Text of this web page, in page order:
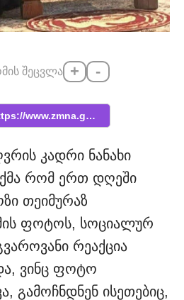
შეცვლა + -
https://www.zmna.ge/news/zogma-msakhiobi...
კადრი ნანახი
რომ ერთ დღეში
თეიმურაზ
ფოტოს, სოციალურ
რეაქცია
ვინც ფოტო
გამოჩნდნენ ისეთებიც,